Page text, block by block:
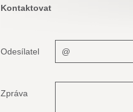
Kontaktovat
Odesílatel
Zpráva